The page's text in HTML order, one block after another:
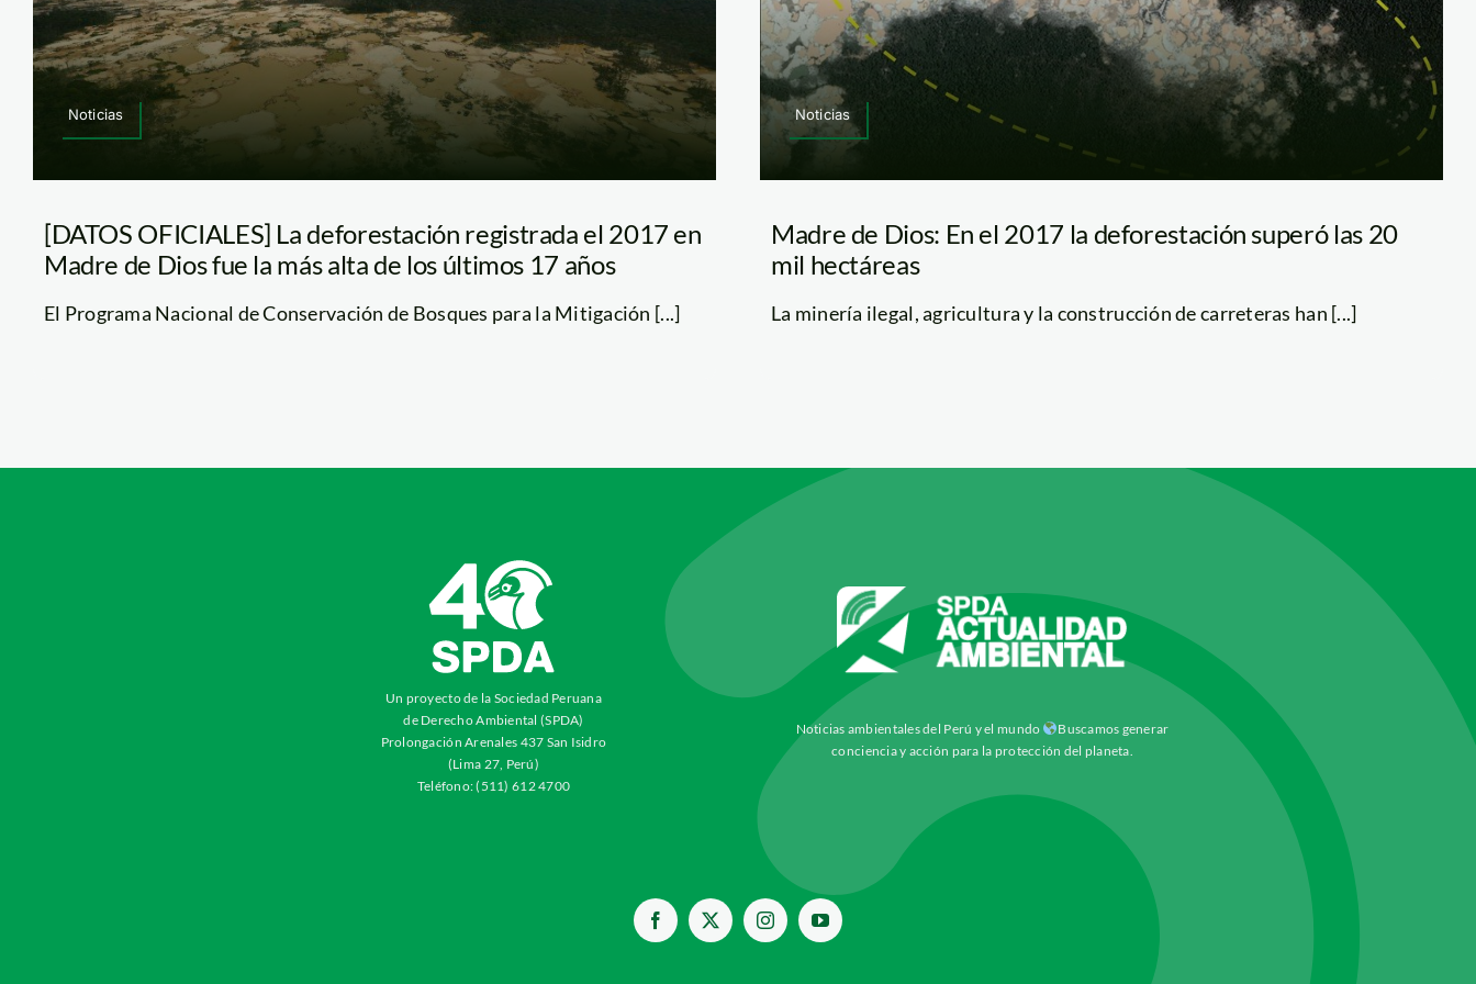
Noticias
[DATOS OFICIALES] La deforestación registrada el 2017 en
Madre de Dios fue la más alta de los últimos 17 años
El Programa Nacional de Conservación de Bosques para la Mitigación [...]
Noticias
Madre de Dios: En el 2017 la deforestación superó las 20
mil hectáreas
La minería ilegal, agricultura y la construcción de carreteras han [...]
Un proyecto de la Sociedad Peruana
de Derecho Ambiental (SPDA)
Prolongación Arenales 437 San Isidro
(Lima 27, Perú)
Teléfono: (511) 612 4700
Noticias ambientales del Perú y el mundo
Buscamos generar
conciencia y acción para la protección del planeta.